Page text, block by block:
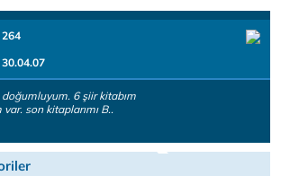
264
30.04.07
doğumluyum. 6 şiir kitabım
son kitaplarımı B..